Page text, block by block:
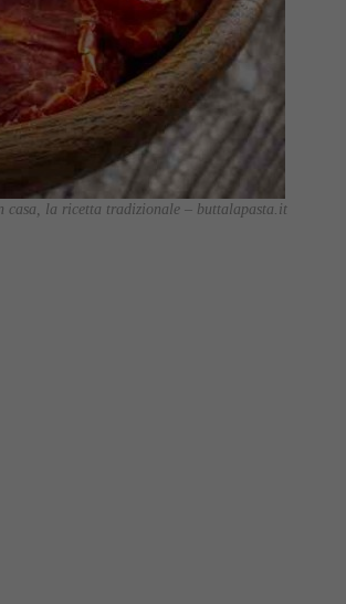
casa, la ricetta tradizionale – buttalapasta.it